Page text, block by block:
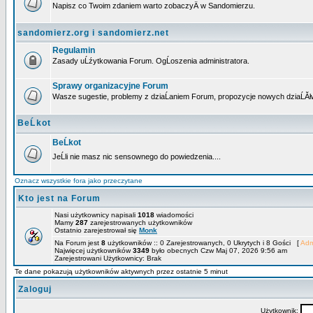
Napisz co Twoim zdaniem warto zobaczyÄ w Sandomierzu.
sandomierz.org i sandomierz.net
Regulamin
Zasady uĹźytkowania Forum. OgĹoszenia administratora.
Sprawy organizacyjne Forum
Wasze sugestie, problemy z dziaĹaniem Forum, propozycje nowych
BeĹkot
BeĹkot
JeĹli nie masz nic sensownego do powiedzenia....
Oznacz wszystkie fora jako przeczytane
Kto jest na Forum
Nasi użytkownicy napisali 1018 wiadomości
Mamy 287 zarejestrowanych użytkowników
Ostatnio zarejestrował się Monk
Na Forum jest 8 użytkowników :: 0 Zarejestrowanych, 0 Ukrytych i 8 Gości [
Najwięcej użytkowników3349 było obecnych Czw Maj 07, 2026 9:56 am
Zarejestrowani Użytkownicy: Brak
Te dane pokazują użytkowników aktywnych przez ostatnie 5 minut
Zaloguj
Użytkownik: